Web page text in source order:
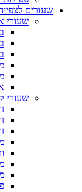
שעורים
שעורי
שעורי